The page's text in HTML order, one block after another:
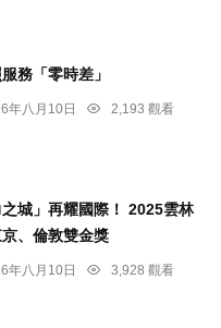
務「零時差」
年八月10日
2,193 觀看
城」再耀國際！ 2025雲林
、倫敦雙金獎
年八月10日
3,928 觀看